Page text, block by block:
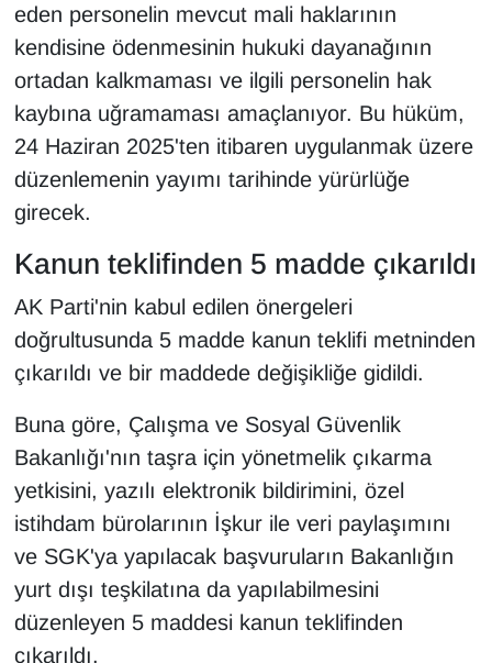
eden personelin mevcut mali haklarının
kendisine ödenmesinin hukuki dayanağının
ortadan kalkmaması ve ilgili personelin hak
kaybına uğramaması amaçlanıyor. Bu hüküm,
24 Haziran 2025'ten itibaren uygulanmak üzere
düzenlemenin yayımı tarihinde yürürlüğe
girecek.
Kanun teklifinden 5 madde çıkarıldı
AK Parti'nin kabul edilen önergeleri
doğrultusunda 5 madde kanun teklifi metninden
çıkarıldı ve bir maddede değişikliğe gidildi.
Buna göre, Çalışma ve Sosyal Güvenlik
Bakanlığı'nın taşra için yönetmelik çıkarma
yetkisini, yazılı elektronik bildirimini, özel
istihdam bürolarının İşkur ile veri paylaşımını
ve SGK'ya yapılacak başvuruların Bakanlığın
yurt dışı teşkilatına da yapılabilmesini
düzenleyen 5 maddesi kanun teklifinden
çıkarıldı.